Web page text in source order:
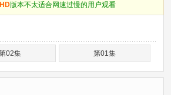
HD版本不太适合网速过慢的用户观看
02集 第01集